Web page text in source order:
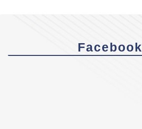
Facebook